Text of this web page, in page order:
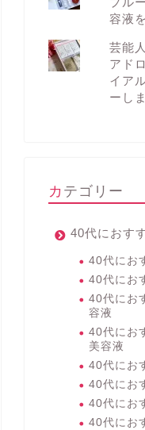
容液
芸能
アド
イア
ーし
カテゴリー
40代におす
40代にお
40代にお
40代にお
容液
40代にお
美容液
40代にお
40代にお
40代にお
40代にお